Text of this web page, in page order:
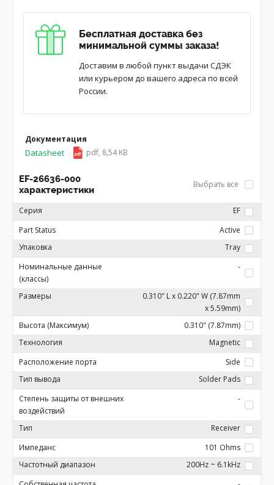
Бесплатная доставка без
минимальной суммы заказа!
Доставим в любой пункт выдачи СДЭК
или курьером до вашего адреса по всей
России.
Документация
Datasheet pdf, 8,54 KB
EF-26636-000
характеристики
Выбрать все
Серия
EF
Part Status
Active
Упаковка
Tray
Номинальные данные
(классы)
-
Размеры
0.310" L x 0.220" W (7.87mm
x 5.59mm)
Высота (Максимум)
0.310" (7.87mm)
Технология
Magnetic
Расположение порта
Side
Тип вывода
Solder Pads
Степень защиты от внешних
воздействий
-
Тип
Receiver
Импеданс
101 Ohms
Частотный диапазон
200Hz ~ 6.1kHz